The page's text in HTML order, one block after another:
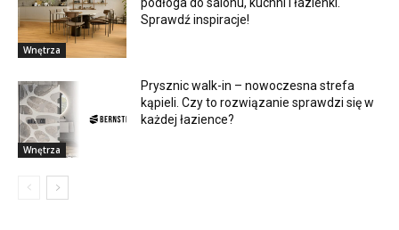
Wnętrza
podłoga do salonu, kuchni i łazienki.
Sprawdź inspiracje!
Wnętrza
Prysznic walk-in – nowoczesna strefa
kąpieli. Czy to rozwiązanie sprawdzi się w
każdej łazience?